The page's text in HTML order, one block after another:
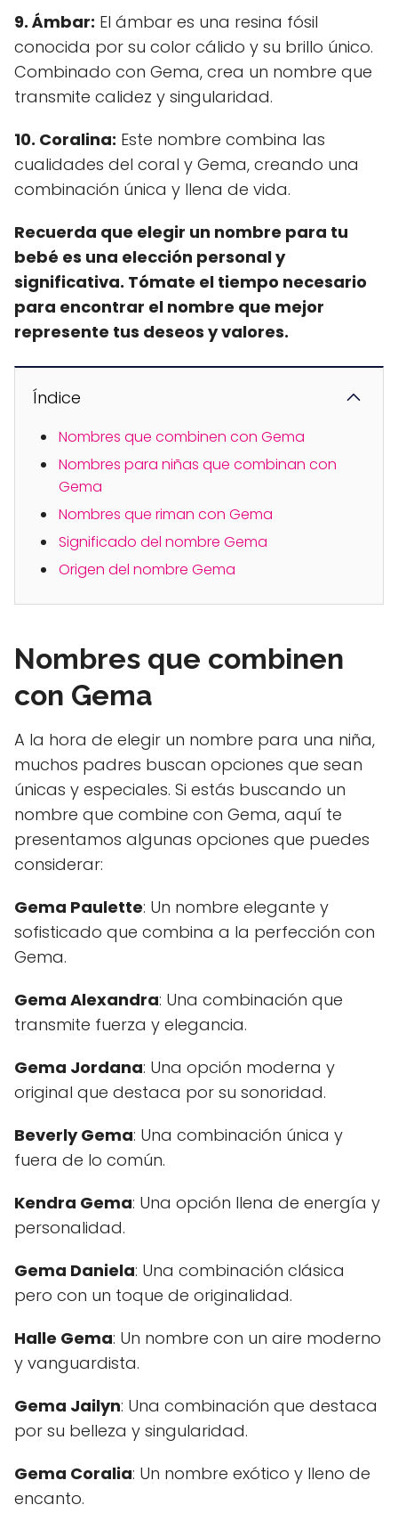
9. Ámbar: El ámbar es una resina fósil
conocida por su color cálido y su brillo único.
Combinado con Gema, crea un nombre que
transmite calidez y singularidad.
10. Coralina: Este nombre combina las
cualidades del coral y Gema, creando una
combinación única y llena de vida.
Recuerda que elegir un nombre para tu
bebé es una elección personal y
significativa. Tómate el tiempo necesario
para encontrar el nombre que mejor
represente tus deseos y valores.
Índice
Nombres que combinen con Gema
Nombres para niñas que combinan con
Gema
Nombres que riman con Gema
Significado del nombre Gema
Origen del nombre Gema
Nombres que combinen
con Gema
A la hora de elegir un nombre para una niña,
muchos padres buscan opciones que sean
únicas y especiales. Si estás buscando un
nombre que combine con Gema, aquí te
presentamos algunas opciones que puedes
considerar:
Gema Paulette: Un nombre elegante y
sofisticado que combina a la perfección con
Gema.
Gema Alexandra: Una combinación que
transmite fuerza y elegancia.
Gema Jordana: Una opción moderna y
original que destaca por su sonoridad.
Beverly Gema: Una combinación única y
fuera de lo común.
Kendra Gema: Una opción llena de energía y
personalidad.
Gema Daniela: Una combinación clásica
pero con un toque de originalidad.
Halle Gema: Un nombre con un aire moderno
y vanguardista.
Gema Jailyn: Una combinación que destaca
por su belleza y singularidad.
Gema Coralia: Un nombre exótico y lleno de
encanto.